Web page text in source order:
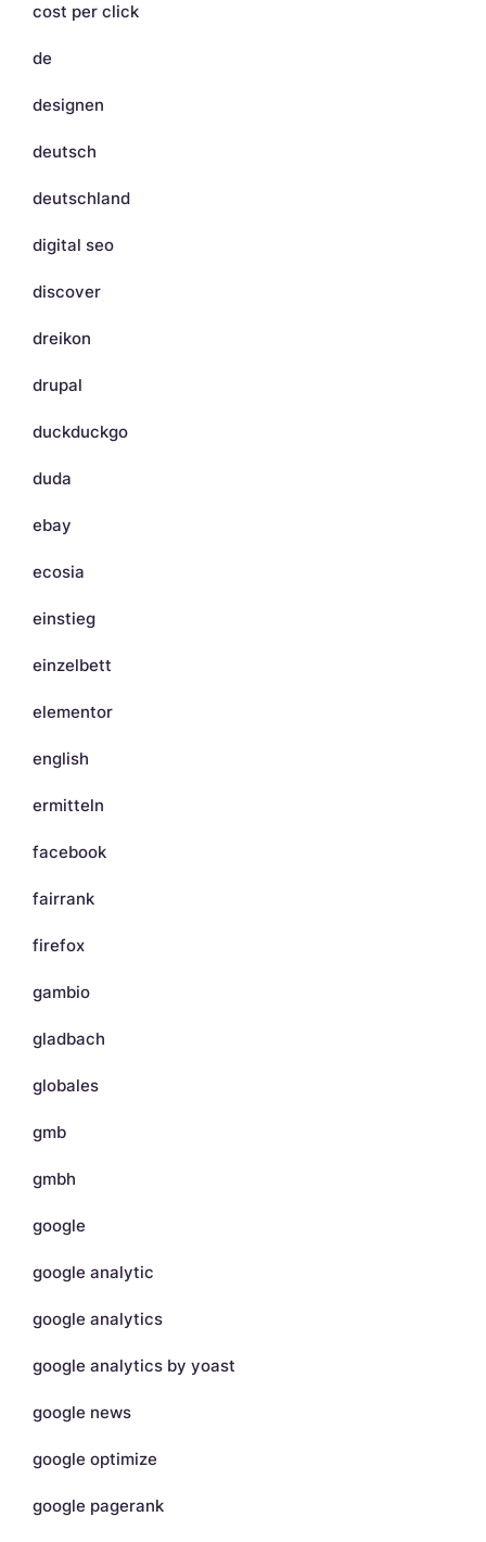
cost per click
de
designen
deutsch
deutschland
digital seo
discover
dreikon
drupal
duckduckgo
duda
ebay
ecosia
einstieg
einzelbett
elementor
english
ermitteln
facebook
fairrank
firefox
gambio
gladbach
globales
gmb
gmbh
google
google analytic
google analytics
google analytics by yoast
google news
google optimize
google pagerank